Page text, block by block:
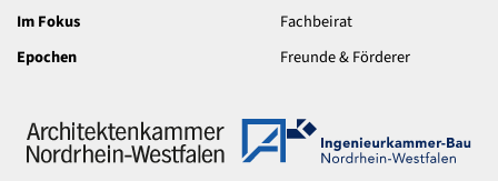
Im Fokus
Epochen
Fachbeirat
Freunde & Förderer